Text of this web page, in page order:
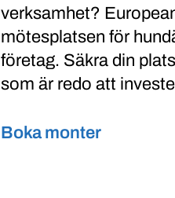
verksamhet?
mötesplatsen för
företag. Säkra din
som är redo att
Boka monter